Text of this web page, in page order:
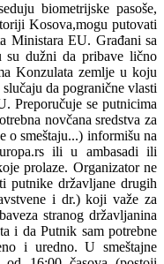
biometrijske pasoše,
Kosova,mogu putovati
Ministara EU. Građani sa
su dužni da pribave lično
Konzulata zemlje u koju
da pogranične vlasti
Preporučuje se putnicima
novčana sredstva za
o smeštaju...) informišu na
ili u ambasadi ili
prolaze. Organizator ne
putnike državljane drugih
i dr.) koji važe za
stranog državljanina
i da Putnik sam potrebne
i uredno. U smeštajne